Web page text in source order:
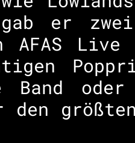
er
Live
oder